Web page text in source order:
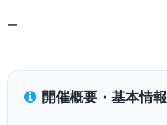
ー
開催概要・基本情報